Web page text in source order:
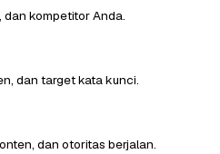
dan kompetitor Anda.
dan target kata kunci.
dan otoritas berjalan.